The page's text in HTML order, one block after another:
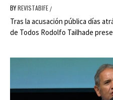
BYREVISTABIFE /
Tras la acusación pública días
de Todos Rodolfo Tailhade